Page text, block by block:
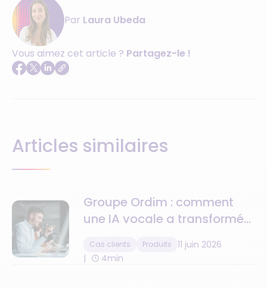
Par Laura Ubeda
Vous aimez cet article ? Partagez-le !
Articles similaires
Groupe Ordim : comment
une IA vocale a transformé
agences immobilières
Cas clients Produits
11 juin 2026
4min